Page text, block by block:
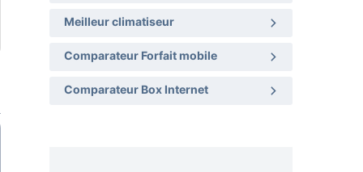
Meilleur climatiseur
Comparateur Forfait mobile
Comparateur Box Internet